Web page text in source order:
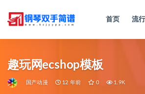
首页 流
趣玩网ecshop模板
国产动漫 12 年前 0 1.9K